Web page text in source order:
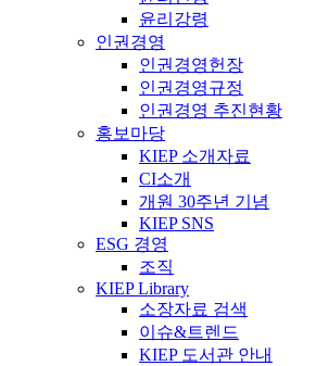
윤리강령
인권경영
인권경영헌장
인권경영규정
인권경영 추진현황
홍보마당
KIEP 소개자료
CI소개
개원 30주년 기념
KIEP SNS
ESG 경영
조직
KIEP Library
소장자료 검색
이슈&트렌드
KIEP 도서관 안내